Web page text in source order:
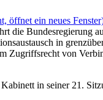
öffnet ein neues
die Bundesregierung
in
Zugriffsrecht von
in seiner 21.